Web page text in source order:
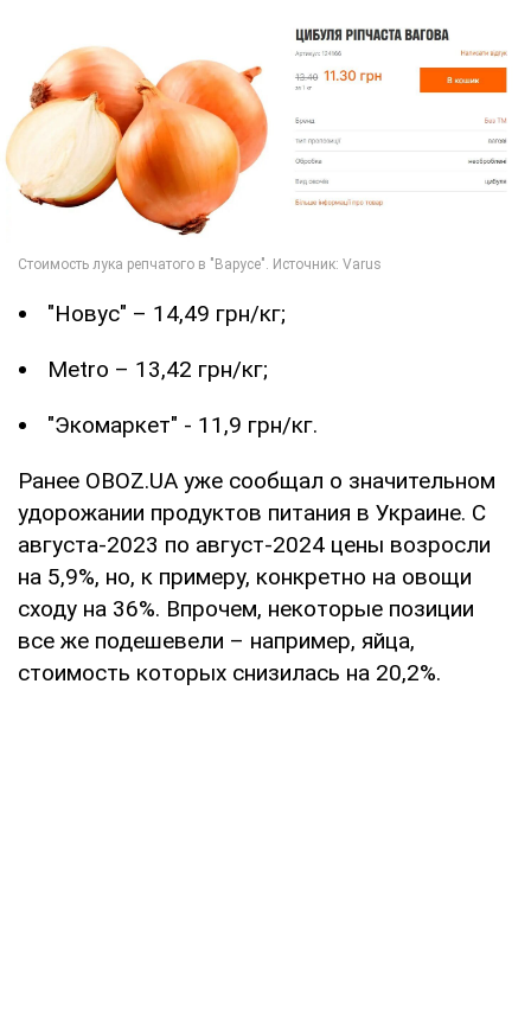
"Новус" – 14,49 грн/кг;
Metro – 13,42 грн/кг;
"Экомаркет" - 11,9 грн/кг.
Ранее OBOZ.UA уже сообщал о значительном
удорожании продуктов питания в Украине. С
августа-2023 по август-2024 цены возросли
на 5,9%, но, к примеру, конкретно на овощи
сходу на 36%. Впрочем, некоторые позиции
все же подешевели – например, яйца,
стоимость которых снизилась на 20,2%.